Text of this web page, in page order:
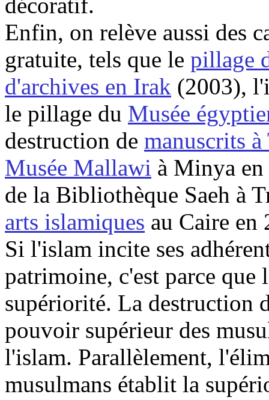
Enfin, on relève aussi des
gratuite, tels que le pillage
d'archives en Irak (2003),
le pillage du Musée
destruction de manuscrits
Musée Mallawi à Minya
de la Bibliothèque Saeh à
arts islamiques au Caire en
Si l'islam incite ses
patrimoine, c'est parce
supériorité. La destruction
pouvoir supérieur des
l'islam. Parallèlement,
musulmans établit la